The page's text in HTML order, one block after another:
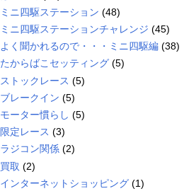
ミニ四駆ステーション (48)
ミニ四駆ステーションチャレンジ (45)
よく聞かれるので・・・ミニ四駆編 (38)
たからばこセッティング (5)
ストックレース (5)
ブレークイン (5)
モーター慣らし (5)
限定レース (3)
ラジコン関係 (2)
買取 (2)
インターネットショッピング (1)